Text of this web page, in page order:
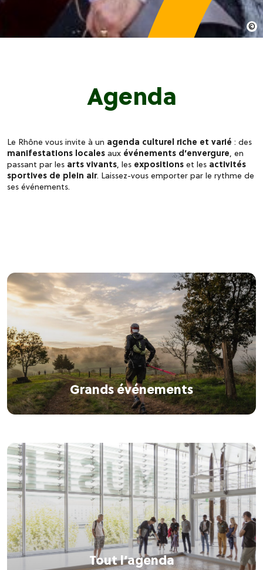
Agenda
Le Rhône vous invite à un agenda culturel riche et varié : des
manifestations locales aux événements d’envergure, en
passant par les arts vivants, les expositions et les activités
sportives de plein air. Laissez-vous emporter par le rythme de
ses événements.
Grands événements
Tout l’agenda